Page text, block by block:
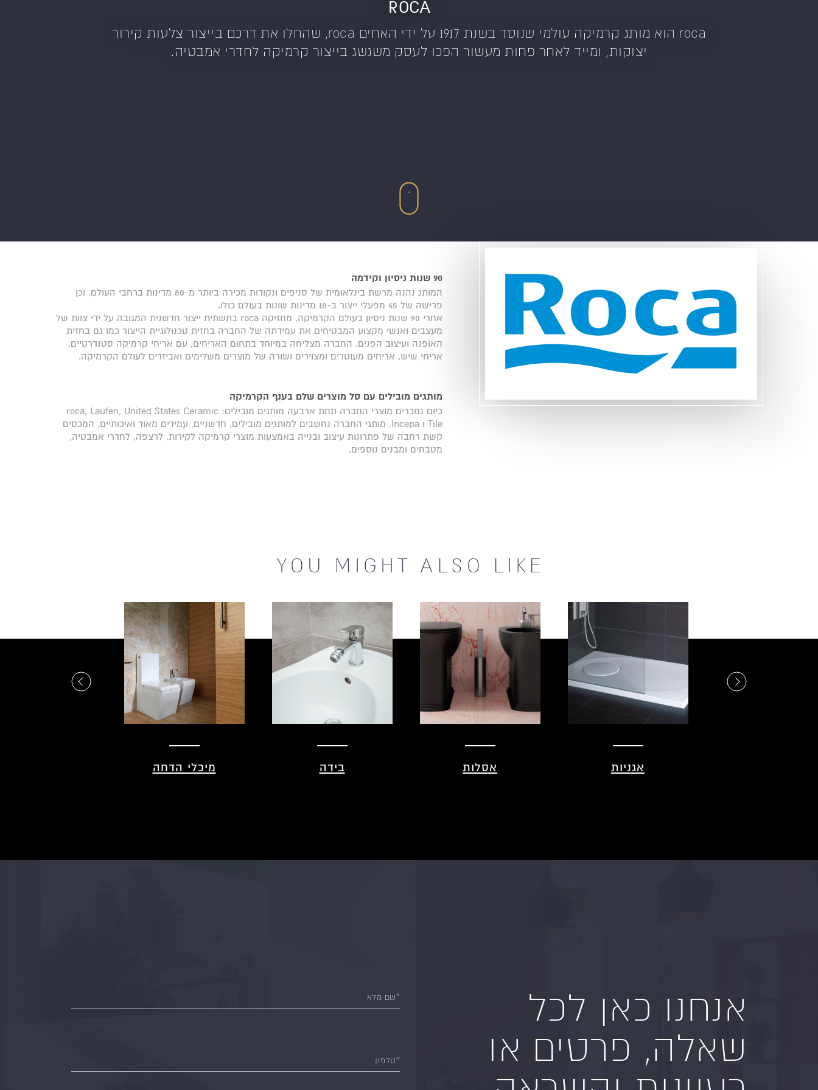
ROCA
roca הוא מותג קרמיקה עולמי שנוסד בשנת 1917 על ידי האחים roca, שהחלו את דרכם בייצור צלעות קירור
יצוקות, ומייד לאחר פחות מעשור הפכו לעסק משגשג בייצור קרמיקה לחדרי אמבטיה.
90 שנות ניסיון וקידמה
המותג נהנה מרשת בינלאומית של סניפים ונקודות מכירה ביותר מ-80 מדינות ברחבי העולם, וכן
פרישה של 45 מפעלי ייצור ב-18 מדינות שונות בעולם כולו.
אחרי 90 שנות ניסיון בעולם הקרמיקה, מחזיקה roca בתשתית ייצור חדשנית המגובה על ידי צוות של
מעצבים ואנשי מקצוע המבטיחים את עמידתה של החברה בחזית טכנולוגיית הייצור כמו גם בחזית
האופנה ועיצוב הפנים. החברה מצליחה במיוחד בתחום האריחים, עם אריחי קרמיקה סטנדרטיים,
אריחי שיש, אריחים מעוטרים ומצוירים ושורה של מוצרים משלימים ואביזרים לעולם הקרמיקה.
מותגים מובילים עם סל מוצרים שלם בענף הקרמיקה
כיום נמכרים מוצרי החברה תחת ארבעה מותגים מובילים: roca, Laufen, United States Ceramic
Tile ו Incepa. מותגי החברה נחשבים למותגים מובילים, חדשניים, עמידים מאוד ואיכותיים, המכסים
קשת רחבה של פתרונות עיצוב ובנייה באמצעות מוצרי קרמיקה לקירות, לרצפה, לחדרי אמבטיה,
מטבחים ומבנים נוספים.
YOU MIGHT ALSO LIKE
אגניות אסלות בידה מיכלי הדחה
אנחנו כאן לכל
שאלה, פרטים או
*שם מלא
*טלפון